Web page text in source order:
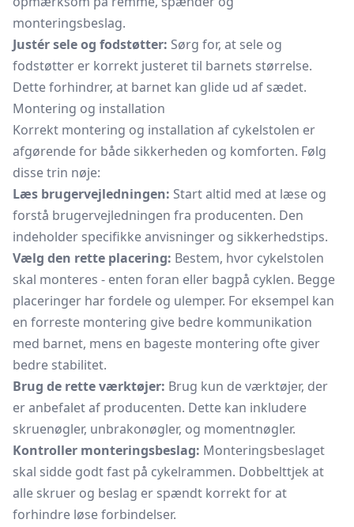
monteringsbeslag.
Justér sele og fodstøtter: Sørg for, at sele og
fodstøtter er korrekt justeret til barnets størrelse.
Dette forhindrer, at barnet kan glide ud af sædet.
Montering og installation
Korrekt montering og installation af cykelstolen er
afgørende for både sikkerheden og komforten. Følg
disse trin nøje:
Læs brugervejledningen: Start altid med at læse og
forstå brugervejledningen fra producenten. Den
indeholder specifikke anvisninger og sikkerhedstips.
Vælg den rette placering: Bestem, hvor cykelstolen
skal monteres - enten foran eller bagpå cyklen. Begge
placeringer har fordele og ulemper. For eksempel kan
en forreste montering give bedre kommunikation
med barnet, mens en bageste montering ofte giver
bedre stabilitet.
Brug de rette værktøjer: Brug kun de værktøjer, der
er anbefalet af producenten. Dette kan inkludere
skruenøgler, unbrakonøgler, og momentnøgler.
Kontroller monteringsbeslag: Monteringsbeslaget
skal sidde godt fast på cykelrammen. Dobbelttjek at
alle skruer og beslag er spændt korrekt for at
forhindre løse forbindelser.